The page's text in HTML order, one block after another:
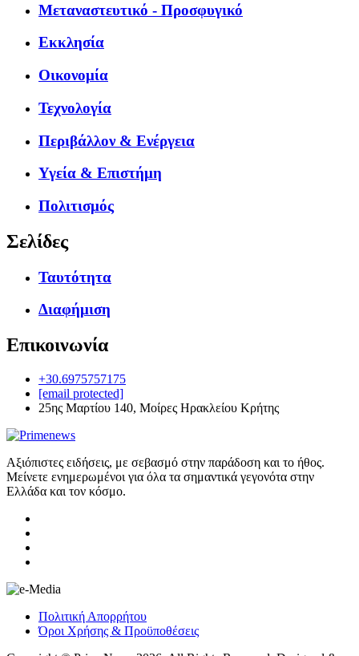
Μεταναστευτικό - Προσφυγικό
Εκκλησία
Οικονομία
Τεχνολογία
Περιβάλλον & Ενέργεια
Υγεία & Επιστήμη
Πολιτισμός
Σελίδες
Ταυτότητα
Διαφήμιση
Επικοινωνία
+30.6975757175
[email protected]
25ης Μαρτίου 140, Μοίρες Ηρακλείου Κρήτης
Αξιόπιστες ειδήσεις, με σεβασμό στην παράδοση και το ήθος.
Μείνετε ενημερωμένοι για όλα τα σημαντικά γεγονότα στην
Ελλάδα και τον κόσμο.
Πολιτική Απορρήτου
Όροι Χρήσης & Προϋποθέσεις